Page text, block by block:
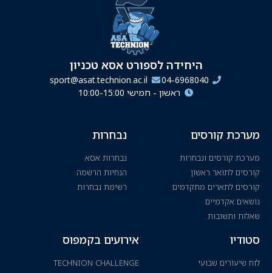
היחידה לספורט אסא טכניון
04-6968040
sport@asat.technion.ac.il
ראשון - חמישי 10:00-15:00
מערכת קורסים
מערכת קורסים ונבחרות
קורסים לתואר ראשון
קורסים לתארים מתקדמים
נושאים אקדמיים
שאלות ותשובות
נבחרות
נבחרות אסא
הנחיות הרשמה
רשימת נבחרות
סטודיו
לוח שיעורים שבועי
אירועים בקמפוס
TECHNION CHALLENGE